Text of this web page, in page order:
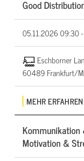
Good
05.11.202609:30
Eschborner
60489 Frankfurt/
MEHR ERFAHREN
Kommunikation
Motivation &